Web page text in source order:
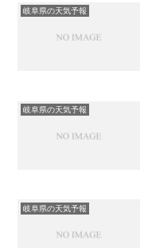
岐阜県の天気予報
岐阜県の天気予報
岐阜県の天気予報